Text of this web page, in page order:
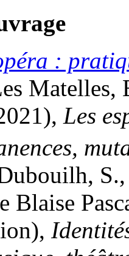
:
Matelles,
Les
Blaise